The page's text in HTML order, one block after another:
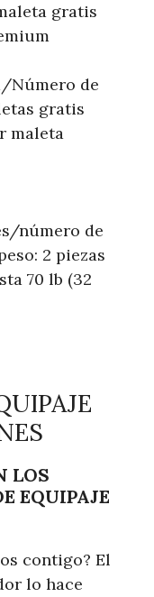
gratis
Número de
gratis
maleta
número de
2 piezas
70 lb (32
LOS
EQUIPAJE
contigo? El
lo hace